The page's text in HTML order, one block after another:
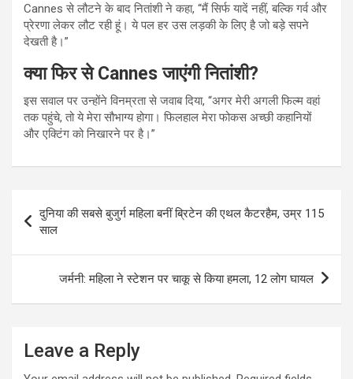
Cannes से लौटने के बाद नितांशी ने कहा, “मैं सिर्फ यादें नहीं, बल्कि गर्व और
प्रेरणा लेकर लौट रही हूं। ये पल हर उस लड़की के लिए है जो बड़े सपने
देखती है।”
क्या फिर से Cannes जाएंगी नितांशी?
इस सवाल पर उन्होंने विनम्रता से जवाब दिया, “अगर मेरी अगली फिल्म वहां
तक पहुंचे, तो ये मेरा सौभाग्य होगा। फिलहाल मेरा फोकस अच्छी कहानियों
और एक्टिंग को निखारने पर है।”
navigation
दुनिया की सबसे बुजुर्ग महिला बनीं ब्रिटेन की एथल कैटरहैम, उम्र 115
साल
जर्मनी: महिला ने स्टेशन पर चाकू से किया हमला, 12 लोग घायल
Leave a Reply